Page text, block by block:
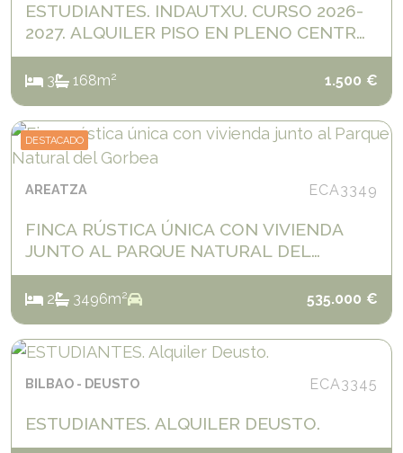
ESTUDIANTES. INDAUTXU. CURSO 2026-
2027. ALQUILER PISO EN PLENO CENTRO
DE INDAUTXU.
3 168m2 1.500 €
DESTACADO
AREATZA ECA3349
FINCA RÚSTICA ÚNICA CON VIVIENDA
JUNTO AL PARQUE NATURAL DEL
GORBEA
2 3496m2 535.000 €
BILBAO DEUSTO ECA3345
ESTUDIANTES. ALQUILER DEUSTO.